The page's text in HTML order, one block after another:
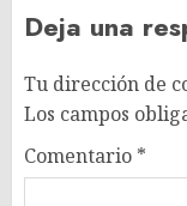
Deja una
Tu dirección de
Los campos
Comentario *